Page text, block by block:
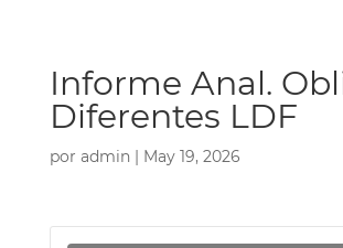
Informe Anal.
Diferentes LDF
por admin| May 19, 2026